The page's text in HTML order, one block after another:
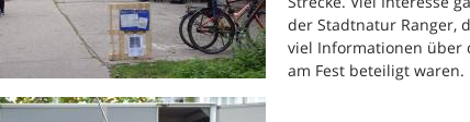
der Stadtnatur Ranger,
viel Informationen über
am Fest beteiligt waren.